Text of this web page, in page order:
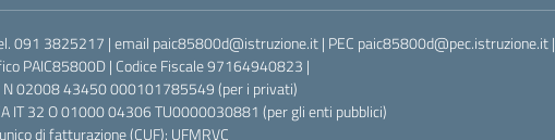
091 3825217 | email paic85800d@istruzione.it | PEC paic85800d@pec.istruzione.it |
PAIC85800D | Codice Fiscale 97164940823 |
N 02008 43450 000101785549 (per i privati)
IT 32 O 01000 04306 TU0000030881 (per gli enti pubblici)
di fatturazione (CUF): UFMRVC